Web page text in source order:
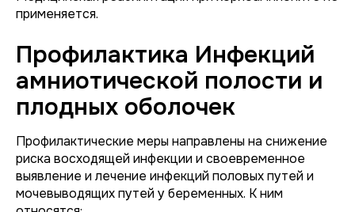
применяется.
Профилактика Инфекций
амниотической полости и
плодных оболочек
Профилактические меры направлены на снижение
риска восходящей инфекции и своевременное
выявление и лечение инфекций половых путей и
мочевыводящих путей у беременных. К ним